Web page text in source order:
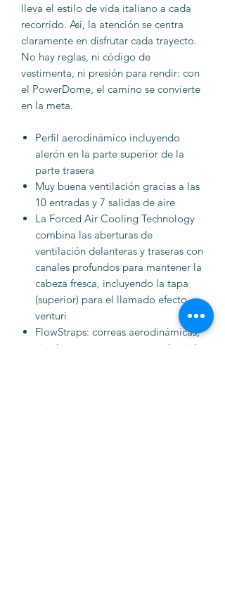
lleva el estilo de vida italiano a cada
recorrido. Así, la atención se centra
claramente en disfrutar cada trayecto.
No hay reglas, ni código de
vestimenta, ni presión para rendir: con
el PowerDome, el camino se convierte
en la meta.
Perfil aerodinámico incluyendo
alerón en la parte superior de la
parte trasera
Muy buena ventilación gracias a las
10 entradas y 7 salidas de aire
La Forced Air Cooling Technology
combina las aberturas de
ventilación delanteras y traseras con
canales profundos para mantener la
cabeza fresca, incluyendo la tapa
(superior) para el llamado efecto
venturi
FlowStraps: correas aerodinámicas,
sin aleteo y respetuosas con la piel